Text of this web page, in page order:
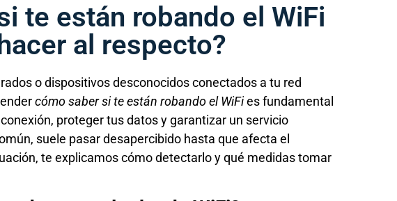
te están robando el WiFi
al respecto?
o dispositivos desconocidos conectados a tu red
cómo saber si te están robando el WiFies fundamental
proteger tus datos y garantizar un servicio
suele pasar desapercibido hasta que afecta el
te explicamos cómo detectarlo y qué medidas tomar